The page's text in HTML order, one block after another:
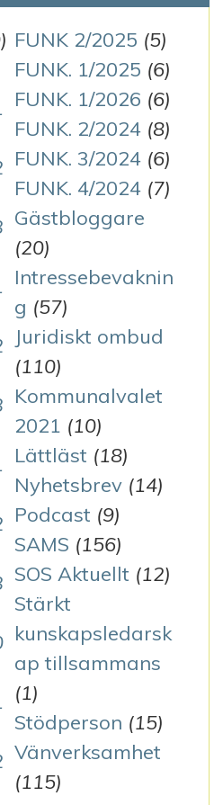
FUNK 2/2025 (5)
FUNK. 1/2025 (6)
FUNK. 1/2026 (6)
FUNK. 2/2024 (8)
FUNK. 3/2024 (6)
FUNK. 4/2024 (7)
Gästbloggare
(20)
Intressebevaknin
g (57)
Juridiskt ombud
(110)
Kommunalvalet
2021 (10)
Lättläst (18)
Nyhetsbrev (14)
Podcast (9)
SAMS (156)
SOS Aktuellt (12)
Stärkt
kunskapsledarsk
ap tillsammans
(1)
Stödperson (15)
Vänverksamhet
(115)